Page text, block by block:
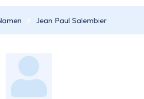
Jean Paul Salembier